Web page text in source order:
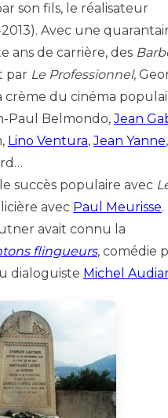
son fils, le réalisateur
2013). Avec une
ans de carrière, des
par Le Professionnel,
du cinéma
Paul Belmondo,Jean
Lino Ventura,Jean Yanne,
succès populaire avec
avec Paul Meurisse
avait connu la
flingueurs, comédie
dialoguiste Michel